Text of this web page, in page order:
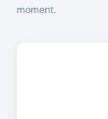
moment.